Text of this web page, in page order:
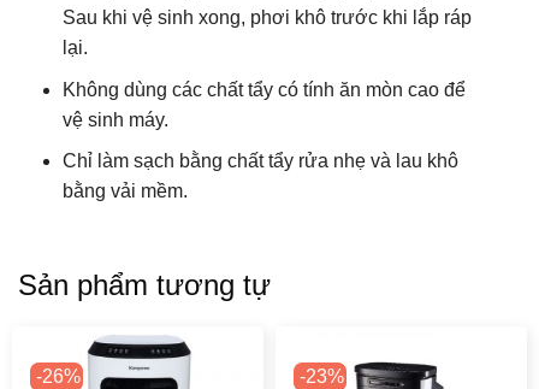
Sau khi vệ sinh xong, phơi khô trước khi lắp ráp
lại.
Không dùng các chất tẩy có tính ăn mòn cao để
vệ sinh máy.
Chỉ làm sạch bằng chất tẩy rửa nhẹ và lau khô
bằng vải mềm.
Sản phẩm tương tự
-26% -23%